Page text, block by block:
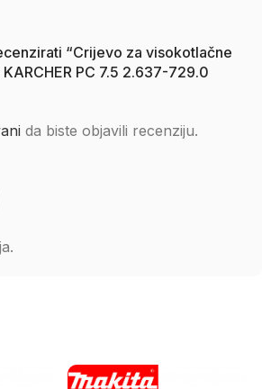
“Crijevo za visokotlačne
PC 7.5 2.637-729.0
da biste objavili recenziju.